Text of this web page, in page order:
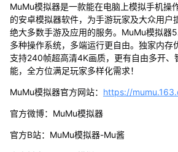
MuMu模拟器是一款能在电脑上模拟手机操
的安卓模拟器软件，为手游玩家及大众用户
绝大多数手游及应用的服务。MuMu模拟器
多种操作系统，多端运行更自由。独家内存
支持240帧超高清4K画质，更有自由多开、
能，全方位满足玩家多样化需求！
MuMu模拟器官方网站： https://
官方微博：MuMu模拟器
官方B站：MuMu模拟器-Mu酱